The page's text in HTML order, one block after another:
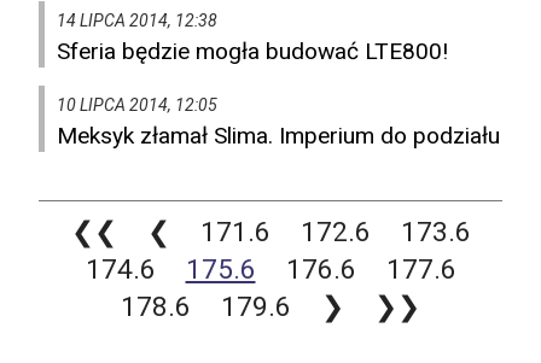
14 LIPCA 2014, 12:38
Sferia będzie mogła budować LTE800!
10 LIPCA 2014, 12:05
Meksyk złamał Slima. Imperium do podziału
❮❮ ❮ 171.6 172.6
173.6
174.6
175.6 176.6
177.6
178.6
179.6 ❯ ❯❯